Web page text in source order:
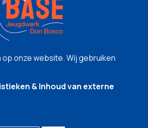
op onze website. Wij gebruiken
& Inhoud van externe